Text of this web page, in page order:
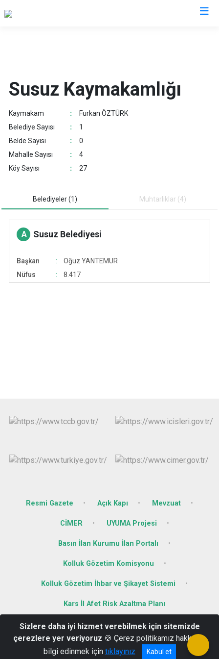
Arpaçay
Kağızman
Sarıkamış
Selim
Susuz
Susuz Kaymakamlığı
Kaymakam :
Furkan ÖZTÜRK
Belediye Sayısı
:
1
Belde Sayısı
:
0
Mahalle Sayısı
:
4
Köy Sayısı
: 27
Belediyeler (1) Muhtarliklar (4)
A Susuz Belediyesi
Başkan
Oğuz YANTEMUR
Nüfus
8.417
Resmi Gazete Açık Kapı Mevzuat
CİMER UYUMA Projesi
Basın İlan Kurumu İlan Portalı
Kolluk Gözetim Komisyonu
Kolluk Gözetim İhbar ve Şikayet Sistemi
Kars İl Afet Risk Azaltma Planı
Hükümet Konağı Kat.3 Kaymakamlık
Tel: 0474 511 55 55 Faks: 0474 511 51 18
Sizlere daha iyi hizmet verebilmek için sitemizde
çerezlere yer veriyoruz 🍪 Çerez politikamız hakkında
bilgi edinmek için tıklayınız Kabul et